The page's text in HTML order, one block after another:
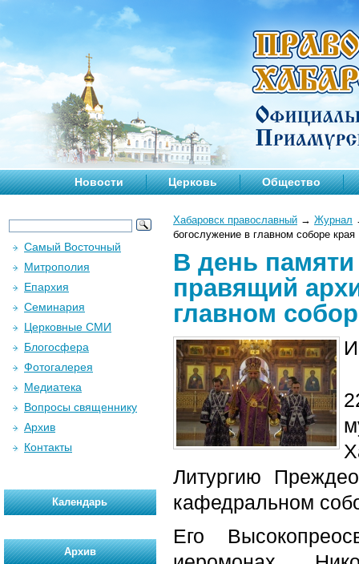
Новости Церковь Общество
Хабаровск православный → Журнал
богослужение в главном соборе края
В день
правящий
главном
Литургию
кафедральном
Его
Самый Восточный
Митрополия
Епархия
Семинария
Церковные СМИ
Блогосфера
Фотогалерея
Медиатека
Вопросы священнику
Архив
Контакты
Календарь
Архив